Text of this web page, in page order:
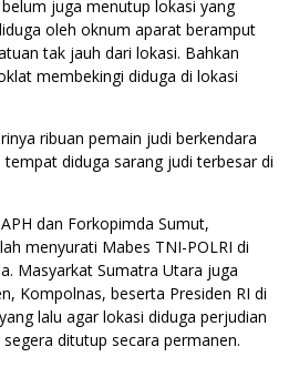
juga menutup lokasi yang
oleh oknum aparat beramput
tak jauh dari lokasi. Bahkan
membekingi diduga di lokasi
ribuan pemain judi berkendara
diduga sarang judi terbesar di
dan Forkopimda Sumut,
menyurati Mabes TNI-POLRI di
Masyarkat Sumatra Utara juga
Kompolnas, beserta Presiden RI di
lalu agar lokasi diduga perjudian
ditutup secara permanen.